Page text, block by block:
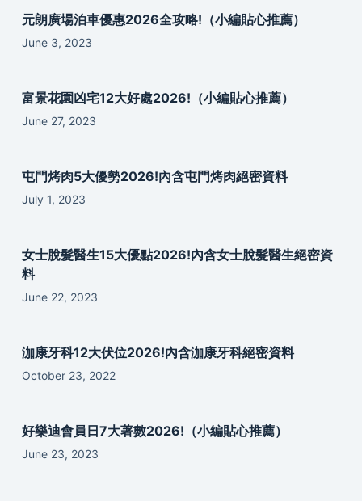
元朗廣場泊車優惠2026全攻略!（小編貼心推薦）
June 3, 2023
富景花園凶宅12大好處2026!（小編貼心推薦）
June 27, 2023
屯門烤肉5大優勢2026!內含屯門烤肉絕密資料
July 1, 2023
女士脫髮醫生15大優點2026!內含女士脫髮醫生絕密資
料
June 22, 2023
泇康牙科12大伏位2026!內含泇康牙科絕密資料
October 23, 2022
好樂迪會員日7大著數2026!（小編貼心推薦）
June 23, 2023